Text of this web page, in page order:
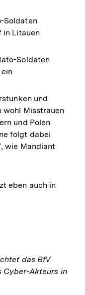
Soldaten
in Litauen
Soldaten
und
wohl Misstrauen
und Polen
folgt dabei
wie Mandiant
eben auch in
das BfV
Cyber-Akteurs in